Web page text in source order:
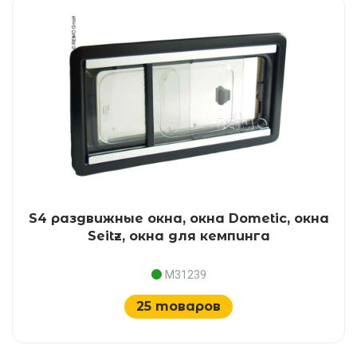
S4 раздвижные окна, окна Dometic, окна
Seitz, окна для кемпинга
M31239
25 товаров